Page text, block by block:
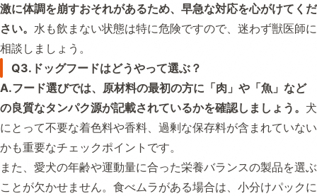
激に体調を崩すおそれがあるため、早急な対応を心がけてくだ
さい。 水も飲まない状態は特に危険ですので、迷わず獣医師に
相談しましょう。
Q3.ドッグフードはどうやって選ぶ？
A.フード選びでは、原材料の最初の方に「肉」や「魚」など
の良質なタンパク源が記載されているかを確認しましょう。 犬
にとって不要な着色料や香料、過剰な保存料が含まれていない
かも重要なチェックポイントです。
また、愛犬の年齢や運動量に合った栄養バランスの製品を選ぶ
ことが欠かせません。食べムラがある場合は、小分けパックに